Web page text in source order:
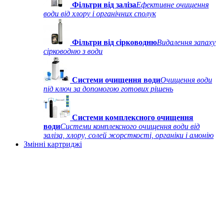
Фільтри від залізаЕфективне очищення
води від хлору і органічних сполук
Фільтри від сірководнюВидалення запаху
сірководню з води
Системи очищення водиОчищення води
під ключ за допомогою готових рішень
Системи комплексного очищення
водиСистеми комплексного очищення води від
заліза, хлору, солей жорсткості, органіки і амонію
Змінні картриджі